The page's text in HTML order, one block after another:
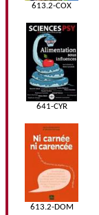
613.2-COX
641-CYR
613.2-DOM